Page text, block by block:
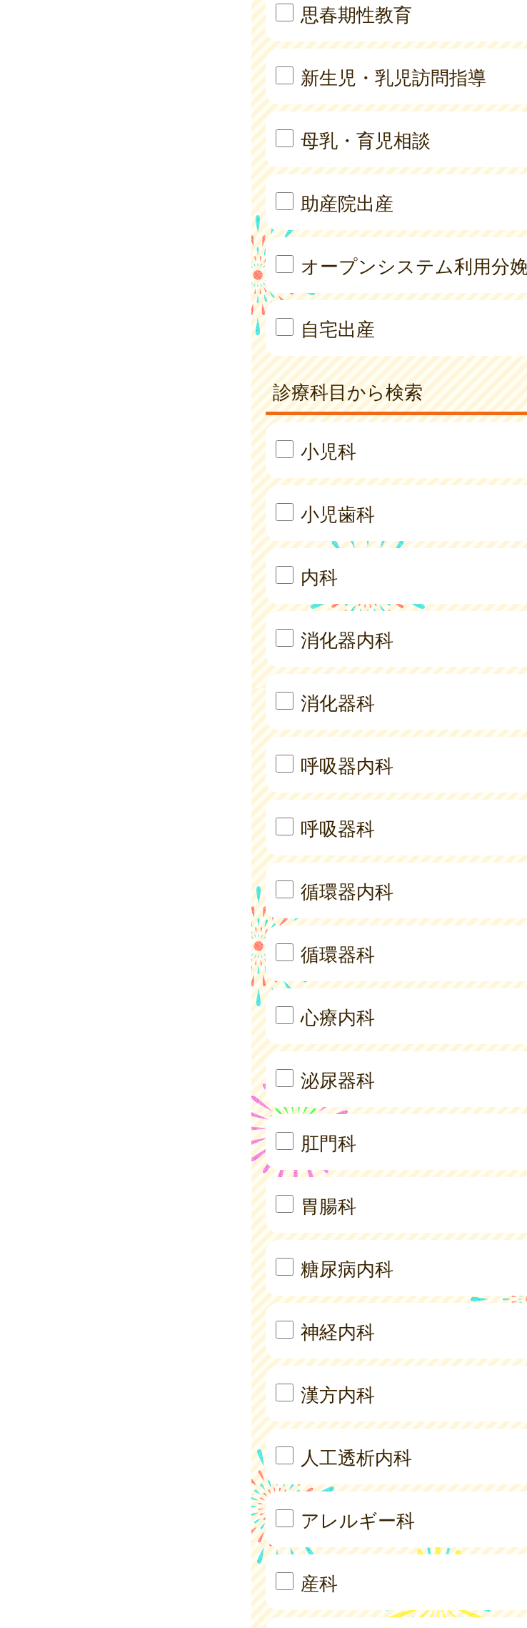
思春期性教育
新生児・乳児訪問指導
母乳・育児相談
助産院出産
オープンシステム利用分
自宅出産
診療科目から検索
小児科
小児歯科
内科
消化器内科
消化器科
呼吸器内科
呼吸器科
循環器内科
循環器科
心療内科
泌尿器科
肛門科
胃腸科
糖尿病内科
神経内科
漢方内科
人工透析内科
アレルギー科
産科